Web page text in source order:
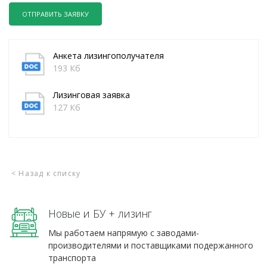
ОТПРАВИТЬ ЗАЯВКУ
Анкета лизингополучателя
193 Кб
Лизинговая заявка
127 Кб
< Назад к списку
Новые и БУ + лизинг
Мы работаем напрямую с заводами-
производителями и поставщиками подержанного
транспорта